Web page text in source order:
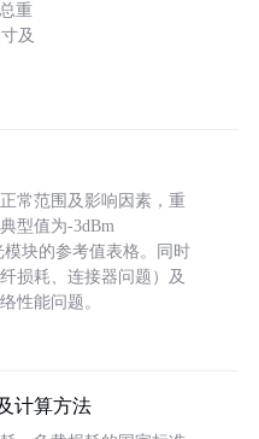
重
及
常范围及影响因素，重
型值为-3dBm
块的参考值表格。同时
损耗、连接器问题）及
性能问题。
计算方法